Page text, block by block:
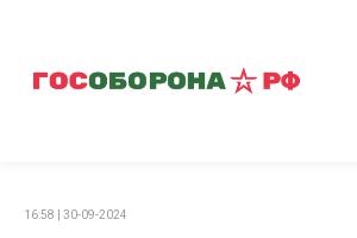
16:58 | 30-09-2024